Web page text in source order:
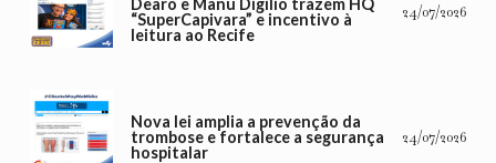
“SuperCapivara” e incentivo à
leitura ao Recife
24/07/2026
Nova lei amplia a prevenção da
trombose e fortalece a segurança
hospitalar
24/07/2026